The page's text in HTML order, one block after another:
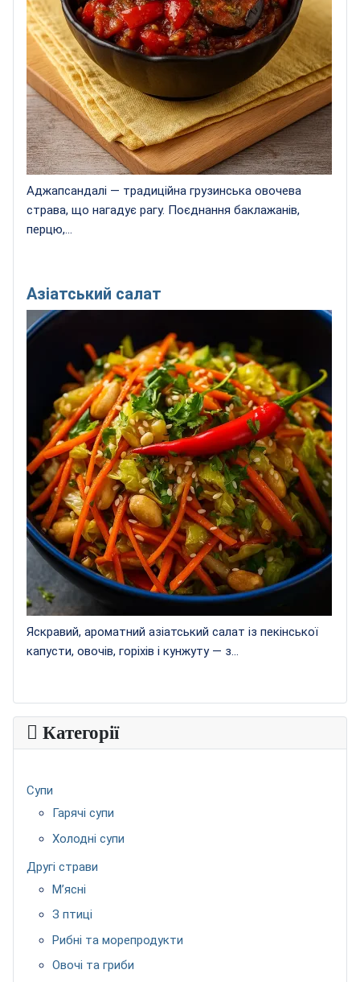
Аджапсандалі — традиційна грузинська овочева
страва, що нагадує рагу. Поєднання баклажанів,
перцю,...
Азіатський салат
Яскравий, ароматний азіатський салат із пекінської
капусти, овочів, горіхів і кунжуту — з...
Категорії
Супи
Гарячі супи
Холодні супи
Другі страви
М’ясні
З птиці
Рибні та морепродукти
Овочі та гриби